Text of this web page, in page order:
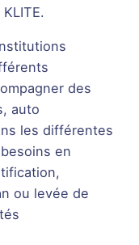
des
auto
les différentes
en
ou levée de